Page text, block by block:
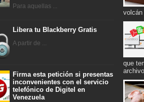
Para aquellas ...
Libera tu Blackberry Gratis
A partir de ...
Firma esta petición si presentas
inconvenientes con el servicio
telefónico de Digitel en
Venezuela
que